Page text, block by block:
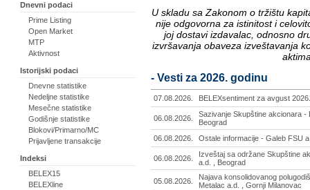
Dnevni podaci
Prime Listing
Open Market
MTP
Aktivnost
Istorijski podaci
Dnevne statistike
Nedeljne statistike
Mesečne statistike
Godišnje statistike
Blokovi/Primarno/MC
Prijavljene transakcije
Indeksi
BELEX15
BELEXline
U skladu sa Zakonom o tržištu
nije odgovorna za istinitost i
joj dostavi izdavalac, odnosno
izvršavanja obaveza izveštavanja
- Vesti za 2026. godinu
07.08.2026. BELEXsentiment za avgust
06.08.2026.
Sazivanje Skupštine akcionara -
Beograd
06.08.2026.
Ostale informacije - Galeb FSU
06.08.2026.
Izveštaj sa održane Skupštine
a.d. , Beograd
05.08.2026.
Najava konsolidovanog
Metalac a.d. , Gornji Milanovac